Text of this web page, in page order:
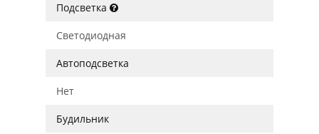
Подсветка
Светодиодная
Автоподсветка
Нет
Будильник